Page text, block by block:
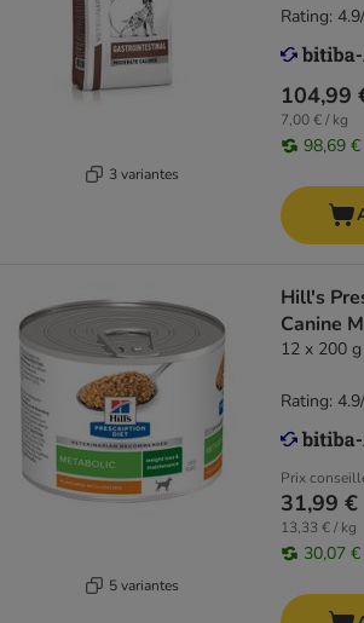
3 variantes
104,99
7,00 € / kg
98,69 €
Rating:
5 variantes
Hill's
Canine
12 x 200 g
Prix
31,99 €
13,33 € / kg
30,07 €
Rating: